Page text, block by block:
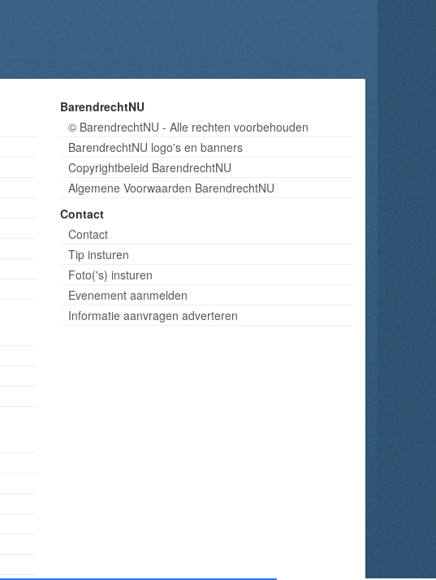
BarendrechtNU
© BarendrechtNU - Alle rechten voorbehouden
BarendrechtNU logo's en banners
Copyrightbeleid BarendrechtNU
Algemene Voorwaarden BarendrechtNU
Contact
Contact
Tip insturen
Foto('s) insturen
Evenement aanmelden
Informatie aanvragen adverteren